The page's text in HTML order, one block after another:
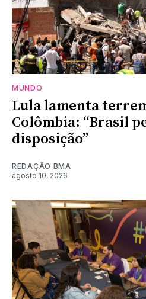
MUNDO
Lula lamenta
Colômbia: “Brasil
disposição”
REDAÇÃO BMA
agosto 10, 2026